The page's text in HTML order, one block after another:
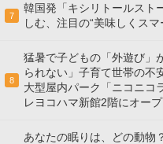
7
韓国発「キシリトールスト
しむ、注目の“美味しくス
8
猛暑で子どもの「外遊び」
られない」子育て世帯の
大型屋内パーク「ニコニ
レヨコハマ新館2階にオー
あなたの眠りは、どの動物